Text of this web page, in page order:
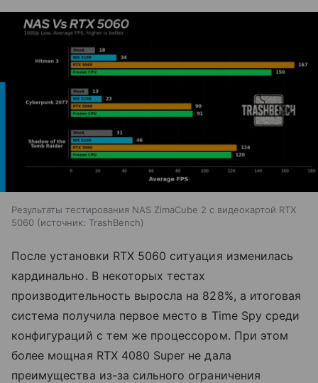
Результаты тестирования NAS ZimaCube 2 с видеокартой RTX
5060
источник: TrashBench
После установки RTX 5060 ситуация изменилась
кардинально. В некоторых тестах
производительность выросла на 828%, а итоговая
система получила первое место в Time Spy среди
конфигураций с тем же процессором. При этом
более мощная RTX 4080 Super не дала
преимущества из-за сильного ограничения